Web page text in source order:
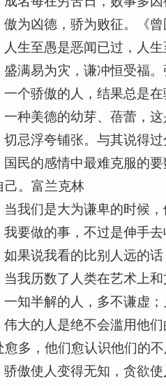
傲为凶德，骄为败征。《
人生至愚是恶闻已过，人
盛满易为灾，谦冲恒受福。
一个骄傲的人，结果总是
一种美德的幼芽、蓓蕾，
切忌浮夸铺张。与其说得
国民的感情中最难克服的
己。富兰克林
当我们是大为谦卑的时候
我要做的事，不过是伸手
如果说我看的比别人远的
当我历数了人类在艺术上
一知半解的人，多不谦虚
伟大的人是绝不会滥用他
愈多，他们愈认识他们的不
骄傲使人变得无知，贪欲